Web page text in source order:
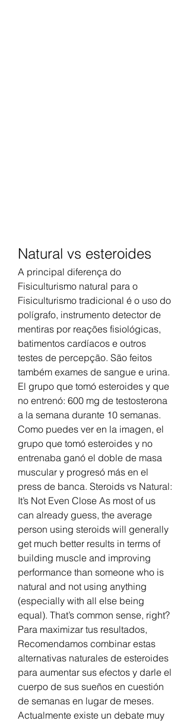
Natural vs esteroides
A principal diferença do
Fisiculturismo natural para o
Fisiculturismo tradicional é o uso do
polígrafo, instrumento detector de
mentiras por reações fisiológicas,
batimentos cardíacos e outros
testes de percepção. São feitos
também exames de sangue e urina.
El grupo que tomó esteroides y que
no entrenó: 600 mg de testosterona
a la semana durante 10 semanas.
Como puedes ver en la imagen, el
grupo que tomó esteroides y no
entrenaba ganó el doble de masa
muscular y progresó más en el
press de banca. Steroids vs Natural:
It’s Not Even Close As most of us
can already guess, the average
person using steroids will generally
get much better results in terms of
building muscle and improving
performance than someone who is
natural and not using anything
(especially with all else being
equal). That’s common sense, right?
Para maximizar tus resultados,
Recomendamos combinar estas
alternativas naturales de esteroides
para aumentar sus efectos y darle el
cuerpo de sus sueños en cuestión
de semanas en lugar de meses.
Actualmente existe un debate muy